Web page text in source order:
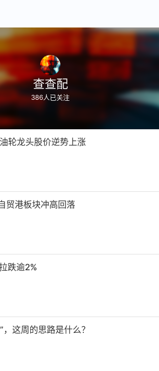
查查配
386人已关注
轮龙头股价逆势上涨
贸港板块冲高回落
跌逾2%
这周的思路是什么？